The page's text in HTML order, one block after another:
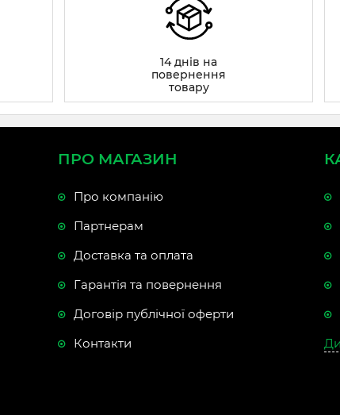
14 днів на
повернення
товару
ПРО МАГАЗИН
Про компанію
Партнерам
Доставка та оплата
Гарантія та повернення
Договір публічної оферти
Контакти